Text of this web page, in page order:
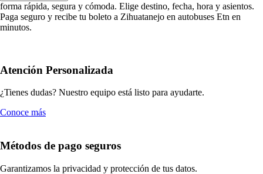
forma rápida, segura y cómoda. Elige destino, fecha, hora y asientos.
Paga seguro y recibe tu boleto a Zihuatanejo en autobuses Etn en
minutos.
Atención Personalizada
¿Tienes dudas? Nuestro equipo está listo para ayudarte.
Conoce más
Métodos de pago seguros
Garantizamos la privacidad y protección de tus datos.